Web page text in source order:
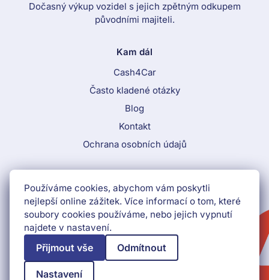
Dočasný výkup vozidel s jejich zpětným odkupem
původními majiteli.
Kam dál
Cash4Car
Často kladené otázky
Blog
Kontakt
Ochrana osobních údajů
Call To Action Menu
800 870 884
Získat peníze hned
Používáme cookies, abychom vám poskytli
nejlepší online zážitek. Více informací o tom, které
soubory cookies používáme, nebo jejich vypnutí
najdete v nastavení.
Přijmout vše Odmítnout
Nastavení